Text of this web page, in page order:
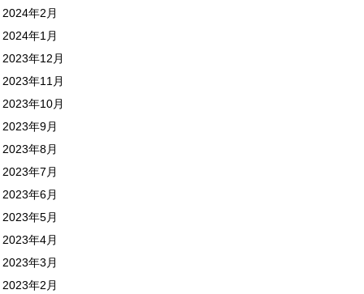
2024年2月
2024年1月
2023年12月
2023年11月
2023年10月
2023年9月
2023年8月
2023年7月
2023年6月
2023年5月
2023年4月
2023年3月
2023年2月